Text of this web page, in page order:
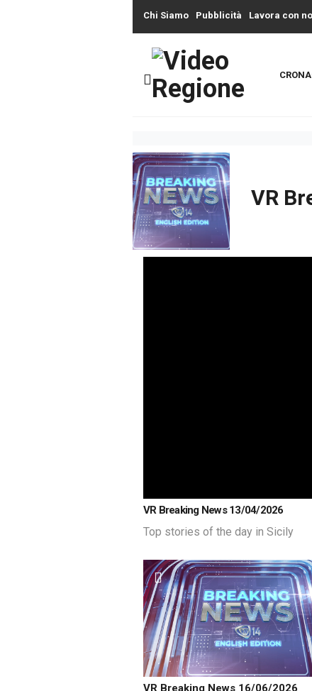
Chi Siamo Pubblicità Lavora con
VR
VR Breaking News 13/04/2026
Top stories of the day in Sicily
VR Breaking News 16/06/2026